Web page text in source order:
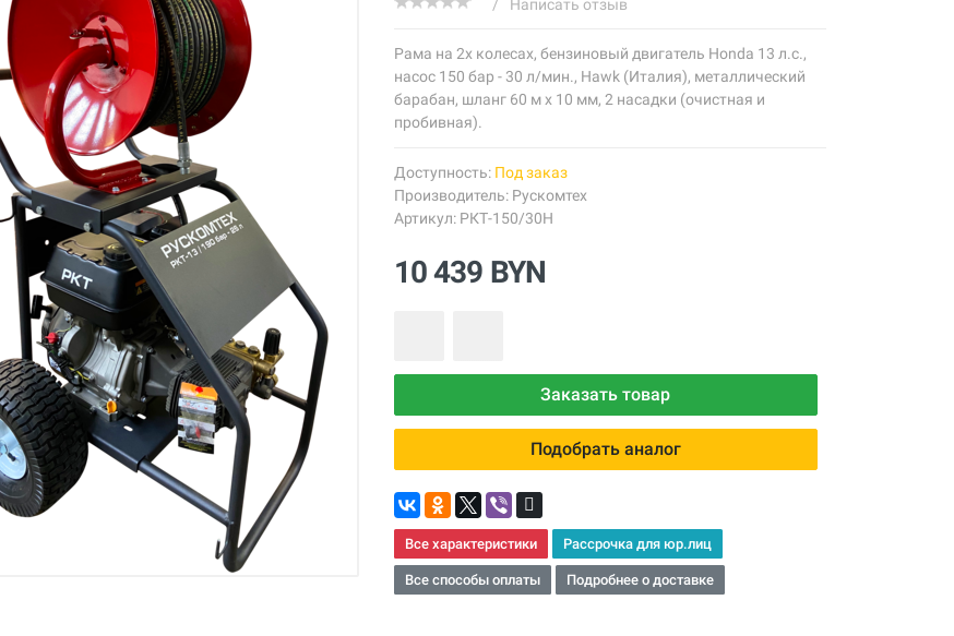
/ Написать отзыв
Рама на 2х колесах, бензиновый двигатель Honda 13 л.с.,
насос 150 бар - 30 л/мин., Hawk (Италия), металлический
барабан, шланг 60 м х 10 мм, 2 насадки (очистная и
пробивная).
Доступность: Под заказ
Производитель: Рускомтех
Артикул: РКТ-150/30H
10 439 BYN
Заказать товар
Подобрать аналог
Все характеристики Рассрочка для юр.лиц
Все способы оплаты Подробнее о доставке